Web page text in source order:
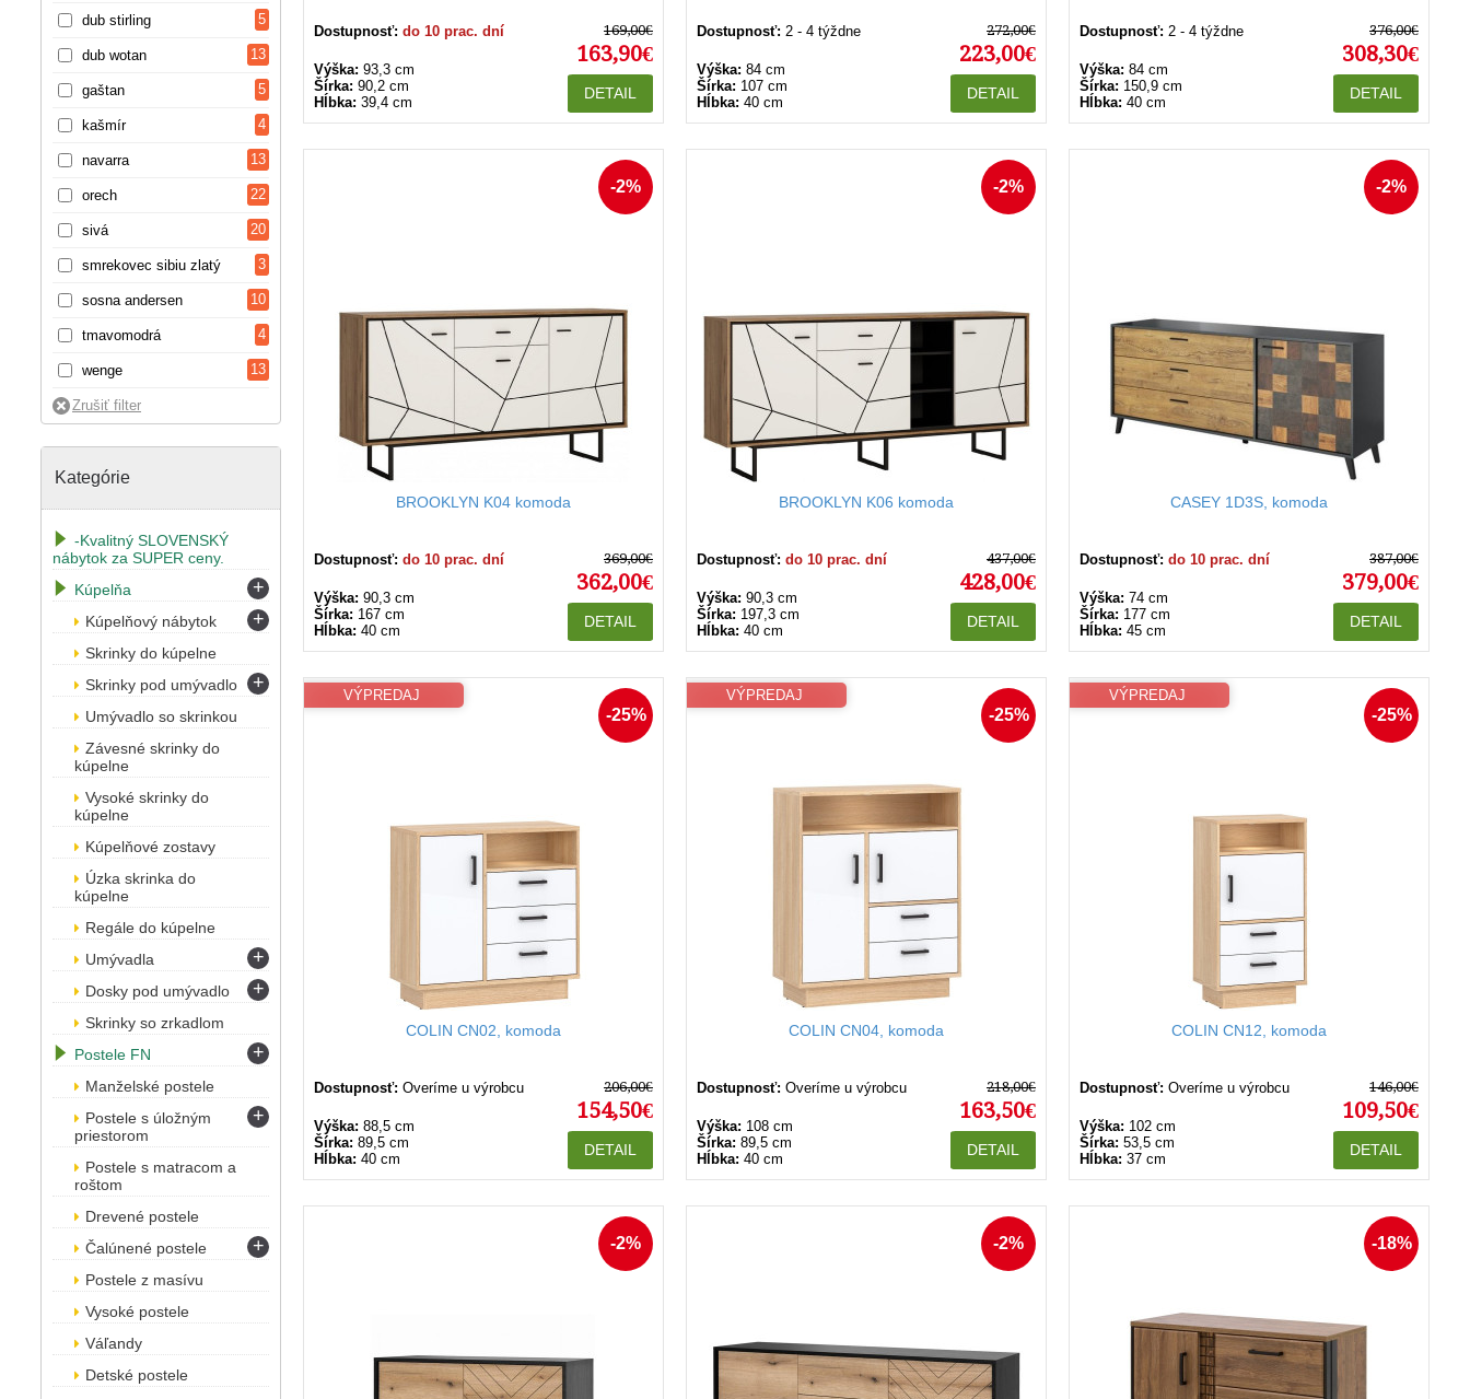
dub stirling 5
dub wotan 13
gaštan 5
kašmír 4
navarra 13
orech 22
sivá 20
smrekovec sibiu zlatý 3
sosna andersen 10
tmavomodrá 4
wenge 13
Kategórie
-Kvalitný SLOVENSKÝ
nábytok za SUPER ceny.
Kúpelňa
+
Kúpelňový nábytok +
Skrinky do kúpelne
Skrinky pod umývadlo
+
Umývadlo so skrinkou
Závesné skrinky do
kúpelne
Vysoké skrinky do
kúpelne
Kúpelňové zostavy
Úzka skrinka do
kúpelne
Regále do kúpelne
Umývadla
+
Dosky pod umývadlo +
Skrinky so zrkadlom
Postele FN
+
Manželské postele
Postele s úložným
priestorom
+
Postele s matracom a
roštom
Drevené postele
Čalúnené postele
+
Postele z masívu
Vysoké postele
Váľandy
Detské postele
Dostupnosť: do 10 prac. dní
Výška: 93,3 cm
Šírka: 90,2 cm
Hĺbka: 39,4 cm
169,00€
163,90€
DETAIL
Dostupnosť: 2 - 4 týždne
Výška: 84 cm
Šírka: 107 cm
Hĺbka: 40 cm
272,00€
223,00€
DETAIL
Dostupnosť: 2 - 4 týždne
Výška: 84 cm
Šírka: 150,9 cm
Hĺbka: 40 cm
376,00€
308,30€
DETAIL
-2%
BROOKLYN K04 komoda
Dostupnosť: do 10 prac. dní
Výška: 90,3 cm
Šírka: 167 cm
Hĺbka: 40 cm
369,00€
362,00€
DETAIL
-2%
BROOKLYN K06 komoda
Dostupnosť: do 10 prac. dní
Výška: 90,3 cm
Šírka: 197,3 cm
Hĺbka: 40 cm
437,00€
428,00€
DETAIL
-2%
CASEY 1D3S, komoda
Dostupnosť: do 10 prac. dní
Výška: 74 cm
Šírka: 177 cm
Hĺbka: 45 cm
387,00€
379,00€
DETAIL
VÝPREDAJ
-25%
COLIN CN02, komoda
Dostupnosť: Overíme u výrobcu
Výška: 88,5 cm
Šírka: 89,5 cm
Hĺbka: 40 cm
206,00€
154,50€
DETAIL
VÝPREDAJ
-25%
COLIN CN04, komoda
Dostupnosť: Overíme u výrobcu
Výška: 108 cm
Šírka: 89,5 cm
Hĺbka: 40 cm
218,00€
163,50€
DETAIL
VÝPREDAJ
-25%
COLIN CN12, komoda
Dostupnosť: Overíme u výrobcu
Výška: 102 cm
Šírka: 53,5 cm
Hĺbka: 37 cm
146,00€
109,50€
DETAIL
-2% -2% -18%